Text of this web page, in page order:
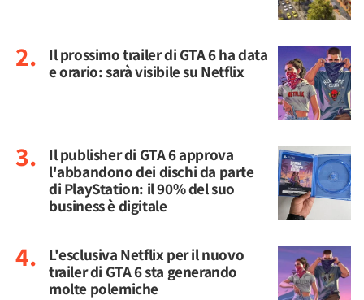
Il prossimo trailer di GTA 6 ha data
e orario: sarà visibile su Netflix
Il publisher di GTA 6 approva
l'abbandono dei dischi da parte
di PlayStation: il 90% del suo
business è digitale
L'esclusiva Netflix per il nuovo
trailer di GTA 6 sta generando
molte polemiche